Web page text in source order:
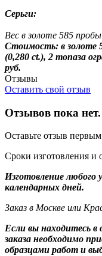
Серьги:
Вес в золоте 585
Стоимость: в золоте
(0,280 ct.), 2 топаза
руб.
Отзывы
Оставить свой отзыв
Отзывов пока нет.
Оставьте отзыв
Сроки изготовления и
Изготовление любого
календарных дней.
Заказ в Москве или
Если вы находитесь в
заказа необходимо
образцами работ и